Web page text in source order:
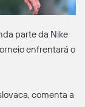
parte da Nike
enfrentará o
comenta a